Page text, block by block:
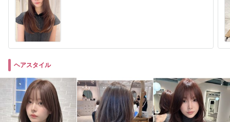
ヘアスタイル